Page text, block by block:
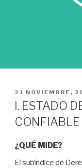
PUBLICADO
EL
21 NOVIEMBRE,
I. ESTADO
¿QUÉ MIDE?
El subíndice de